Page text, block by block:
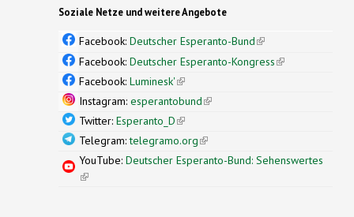
Soziale Netze und weitere Angebote
Facebook: Deutscher Esperanto-Bund(link is
external)
Facebook: Deutscher Esperanto-Kongress(link is
Facebook: Luminesk'(link is external)
Instagram: esperantobund(link is external)
Twitter: Esperanto_D(link is external)
Telegram:telegramo.org(link is external)
YouTube: Deutscher Esperanto-Bund: Sehenswertes
(link is external)